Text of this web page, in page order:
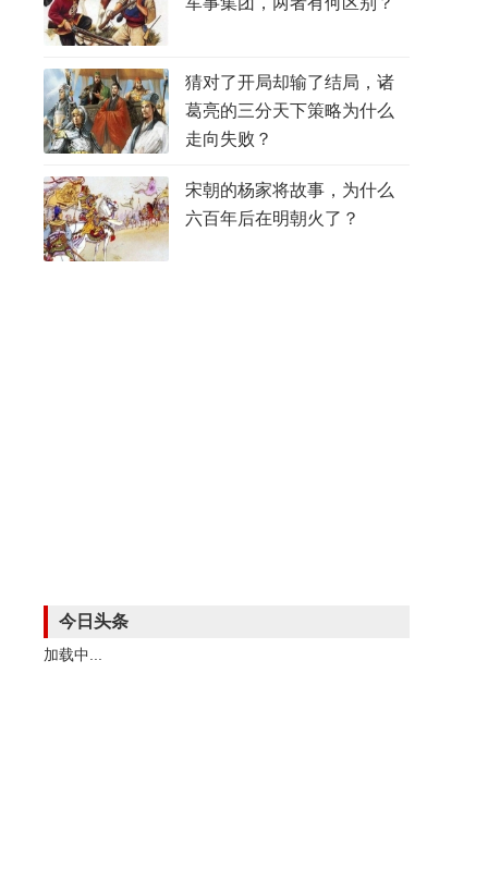
猜对了开局却输了结局，诸
葛亮的三分天下策略为什么
走向失败？
宋朝的杨家将故事，为什么
六百年后在明朝火了？
今日头条
加载中...